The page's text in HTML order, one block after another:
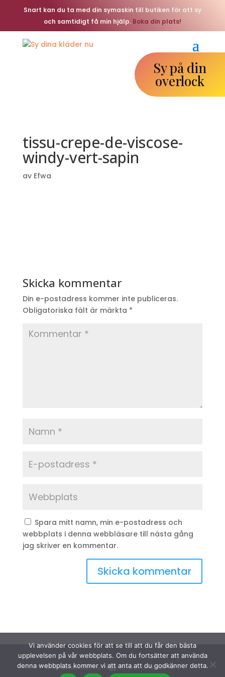
Snart kan du ta med din symaskin till butiken för att sy
och samtidigt få min hjälp. Boka din plats!
Sy på din
overlock
tissu-crepe-de-viscose-
windy-vert-sapin
av Efwa
Skicka kommentar
Din e-postadress kommer inte publiceras.
Obligatoriska fält är märkta *
Spara mitt namn, min e-postadress och
webbplats i denna webbläsare till nästa gång
jag skriver en kommentar.
© Sydinakläder.nu 2026 | Efwa i Lindhult AB |
Vi använder cookies för att se till att du får den bästa
upplevelsen på vår webbplats. Om du fortsätter att använda
denna webbplats kommer vi att anta att du godkänner detta.